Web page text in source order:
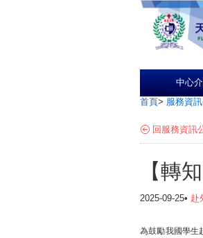
中心
首頁> 服務資
回服務資訊
【轉
2025-09-25• 赴
為鼓勵我國學生